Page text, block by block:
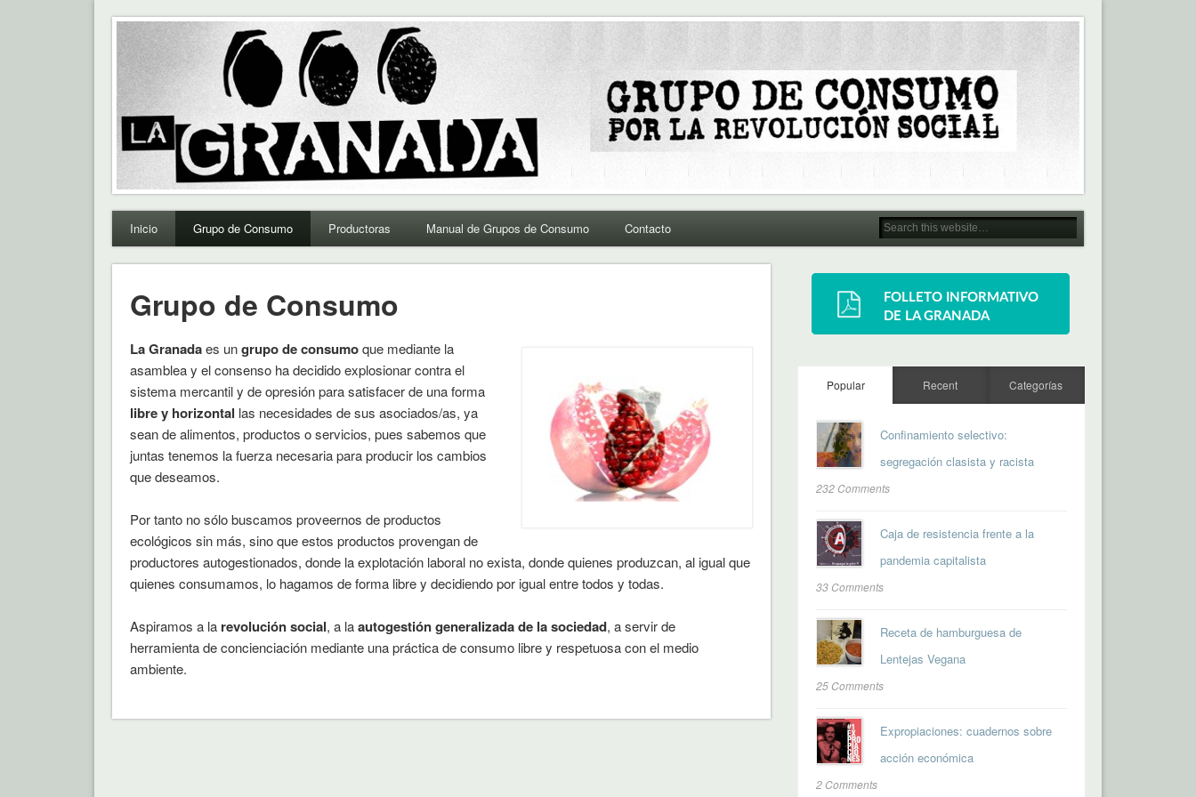
La Granada
Grupo de consumo combativo.
Inicio Grupo de Consumo Productoras Manual de Grupos de Consumo Contacto
Grupo de Consumo
La Granadaes ungrupo de consumoque mediante la
asamblea y el consenso ha decidido explosionar contra el
sistema mercantil y de opresión para satisfacer de una forma
libre y horizontal las necesidades de sus asociados/as, ya
sean de alimentos, productos o servicios, pues sabemos que
juntas tenemos la fuerza necesaria para producir los cambios
que deseamos.
Por tanto no sólo buscamos proveernos de productos
ecológicos sin más, sino que estos productos provengan de
productores autogestionados, donde la explotación laboral no exista, donde quienes produzcan, al igual que
quienes consumamos, lo hagamos de forma libre y decidiendo por igual entre todos y todas.
Aspiramos a la revolución social, a laautogestión generalizada de la sociedad, a servir de
herramienta de concienciación mediante una práctica de consumo libre y respetuosa con el medio
ambiente.
Popular Recent Categorías
Confinamiento selectivo:
segregación clasista y racista
232 Comments
Caja de resistencia frente a la
pandemia capitalista
33 Comments
Receta de hamburguesa de
Lentejas Vegana
25 Comments
Expropiaciones: cuadernos sobre
acción económica
2 Comments